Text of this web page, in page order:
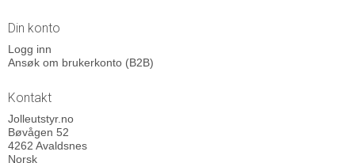
Din konto
Logg inn
Ansøk om brukerkonto (B2B)
Kontakt
Jolleutstyr.no
Bøvågen 52
4262 Avaldsnes
Norsk